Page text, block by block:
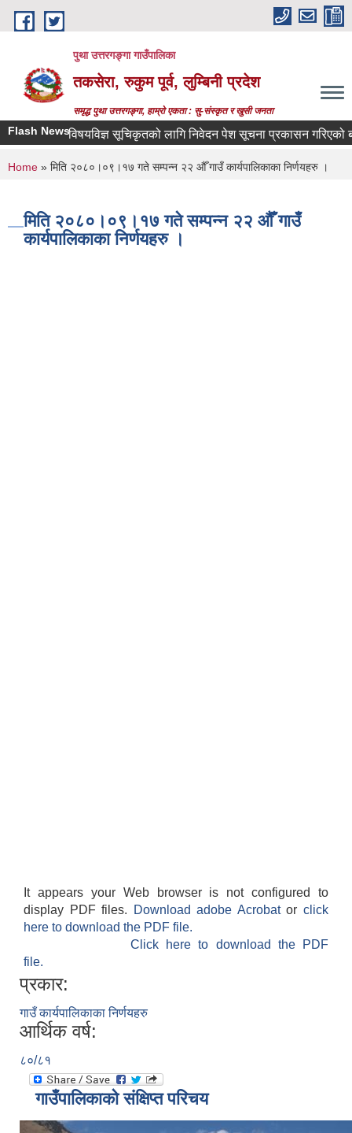
Skip to main content
पुथा उत्तरगङ्गा गाउँपालिका
तकसेरा, रुकुम पूर्व, लुम्बिनी प्रदेश
समृद्ध पुथा उत्तरगङ्गा, हाम्रो एकता : सु-संस्कृत र खुसी जनता
Flash Newsविषयविज्ञ सूचिकृतको लागि निवेदन पेश सूचना प्रकासन गरिएको बारे
You are here
Home » मिति २०८०।०९।१७ गते सम्पन्न २२ औँ गाउँ कार्यपालिकाका निर्णयहरु ।
मिति २०८०।०९।१७ गते सम्पन्न २२ औँ गाउँ
कार्यपालिकाका निर्णयहरु ।
It appears your Web browser is not configured to
display PDF files.
Download adobe Acrobatorclick
here to download the PDF file.
Click here to download the PDF
file.
प्रकार:
गाउँ कार्यपालिकाका निर्णयहरु
आर्थिक वर्ष:
८०/८१
गाउँपालिकाको संक्षिप्त परिचय